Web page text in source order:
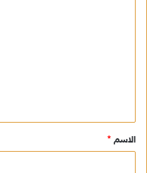
ق
*
الاسم *